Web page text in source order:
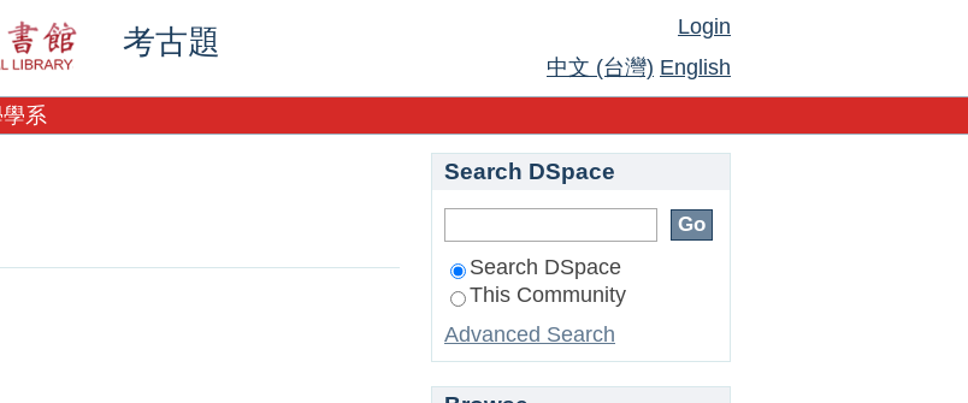
考古題
Login
中文 (台灣) English
系
Search DSpace
Search DSpace
This Community
Advanced Search